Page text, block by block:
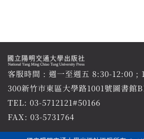
客服時間 : 週一至週五 8:30-12:00 ;
300新竹市東區大學路1001號圖書館
TEL: 03-5712121#50166
FAX: 03-5731764